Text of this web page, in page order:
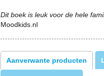
Dit boek is leuk voor de hele
Moodkids.nl
Aanverwante producten